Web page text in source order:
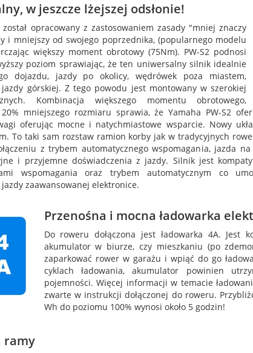
w jeszcze lżejszej odsłonie!
opracowany z zastosowaniem zasady "mniej znaczy
i mniejszy od swojego poprzednika, (popularnego modelu
większy moment obrotowy (75Nm). PW-S2 podnosi
poziom sprawiając, że ten uniwersalny silnik idealnie
dojazdu, jazdy po okolicy, wędrówek poza miastem,
górskiej. Z tego powodu jest montowany w szerokiej
Kombinacja większego momentu obrotowego,
mniejszego rozmiaru sprawia, że Yamaha PW-S2
oferując mocne i natychmiastowe wsparcie. Nowy
To taki sam rozstaw ramion korby jak w tradycyjnych
z trybem automatycznego wspomagania, jazda na
i przyjemne doświadczenia z jazdy. Silnik jest
wspomagania oraz trybem automatycznym co
zaawansowanej elektronice.
Przenośna i mocna ładowarka
Do roweru dołączona jest ładowarka 4A. Jest
akumulator w biurze, czy mieszkaniu (po
zaparkować rower w garażu i wpiąć do go
cyklach ładowania, akumulator powinien
pojemności. Więcej informacji w temacie
zwarte w instrukcji dołączonej do roweru.
Wh do poziomu 100% wynosi około 5 godzin!
ramy